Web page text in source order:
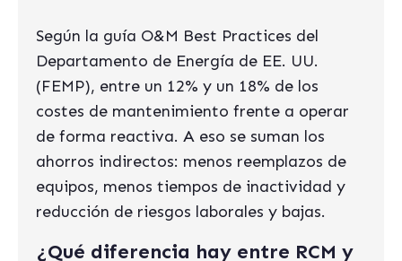
Según la guía O&M Best Practices del
Departamento de Energía de EE. UU.
(FEMP), entre un 12% y un 18% de los
costes de mantenimiento frente a operar
de forma reactiva. A eso se suman los
ahorros indirectos: menos reemplazos de
equipos, menos tiempos de inactividad y
reducción de riesgos laborales y bajas.
¿Qué diferencia hay entre RCM y